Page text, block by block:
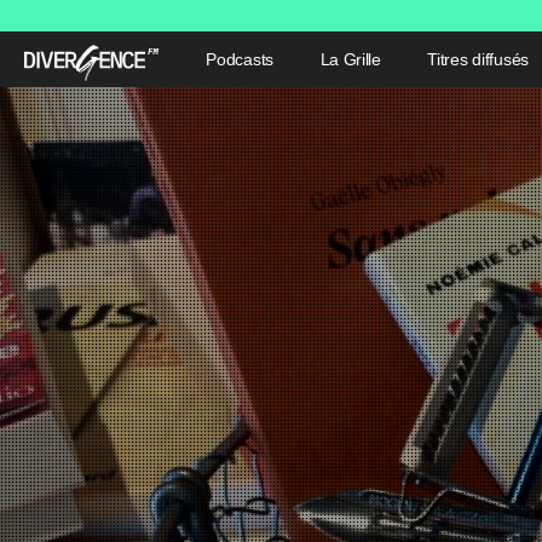
Podcasts La Grille Titres diffusés